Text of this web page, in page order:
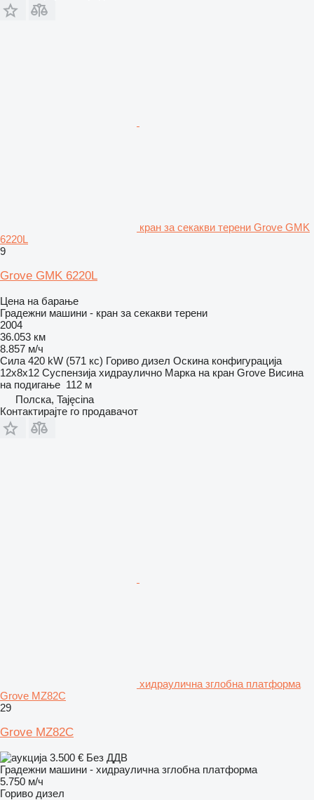
кран за секакви терени Grove GMK
6220L
9
Grove GMK 6220L
Цена на барање
Градежни машини - кран за секакви терени
2004
36.053 км
8.857 м/ч
Сила 420 kW (571 кс) Гориво дизел Оскина конфигурација
12x8x12 Суспензија хидраулично Марка на кран Grove Висина
на подигање 112 м
Полска, Tajęcina
Контактирајте го продавачот
хидраулична зглобна платформа
Grove MZ82C
29
Grove MZ82C
3.500 € Без ДДВ
Градежни машини - хидраулична зглобна платформа
5.750 м/ч
Гориво дизел